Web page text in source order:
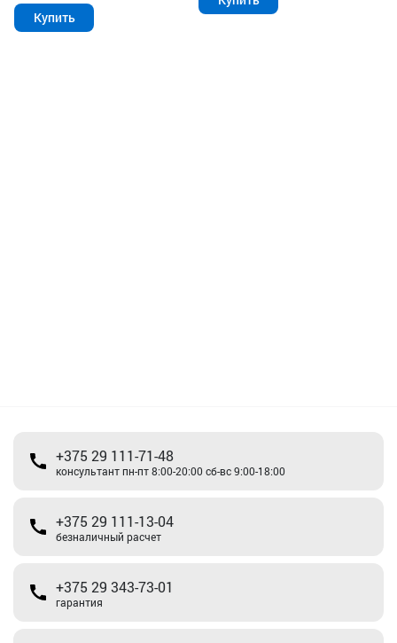
Купить
+375 29 111-71-48
консультант пн-пт 8:00-20:00 сб-вс 9:00-18:00
+375 29 111-13-04
безналичный расчет
+375 29 343-73-01
гарантия